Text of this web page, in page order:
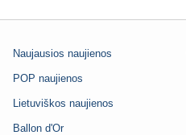
Naujausios naujienos
POP naujienos
Lietuviškos naujienos
Ballon d'Or